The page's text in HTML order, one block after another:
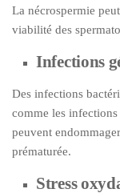
La nécrospermie
viabilité des
Infections
Des infections
comme les
peuvent
prématurée.
Stress